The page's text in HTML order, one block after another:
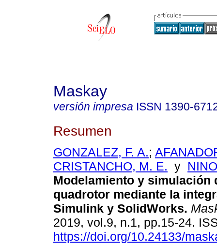
Maskay
versión impresa ISSN 1390-
Resumen
GONZALEZ, F. A.;
CRISTANCHO, M. E. y
Modelamiento y simulación
quadrotor mediante la
Simulink y SolidWorks.
2019, vol.9, n.1, pp.15-24.
https://doi.org/10.24133/